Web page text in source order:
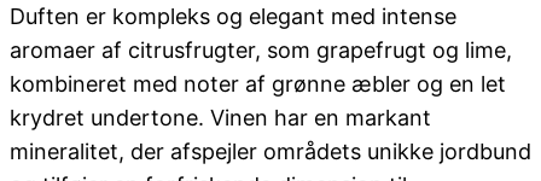
2023
antal
Duften er kompleks og elegant med intense
aromaer af citrusfrugter, som grapefrugt og lime,
kombineret med noter af grønne æbler og en let
krydret undertone. Vinen har en markant
mineralitet, der afspejler områdets unikke jordbund